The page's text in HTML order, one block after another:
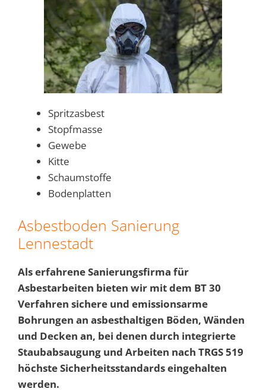
Spritzasbest
Stopfmasse
Gewebe
Kitte
Schaumstoffe
Bodenplatten
Asbestboden Sanierung
Lennestadt
Als erfahrene Sanierungsfirma für
Asbestarbeiten bieten wir mit dem BT 30
Verfahren sichere und emissionsarme
Bohrungen an asbesthaltigen Böden, Wänden
und Decken an, bei denen durch integrierte
Staubabsaugung und Arbeiten nach TRGS 519
höchste Sicherheitsstandards eingehalten
werden.